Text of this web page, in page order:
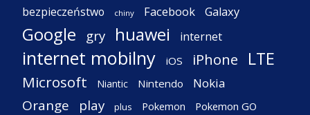
bezpieczeństwo chiny Facebook Galaxy
Google gry huawei internet
internet mobilny iOS iPhone LTE
Microsoft Niantic Nintendo Nokia
Orange play plus Pokemon Pokemon GO